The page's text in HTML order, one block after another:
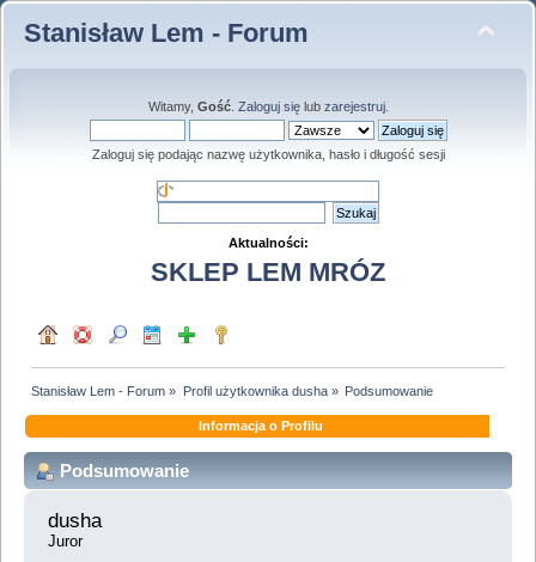
Stanisław Lem - Forum
Witamy, Gość. Zaloguj sięlub zarejestruj.
Zaloguj się podając nazwę użytkownika, hasło i długość sesji
Aktualności:
SKLEP LEM MRÓZ
Stanisław Lem - Forum » Profil użytkownika dusha» Podsumowanie
Informacja o Profilu
Podsumowanie
dusha
Juror